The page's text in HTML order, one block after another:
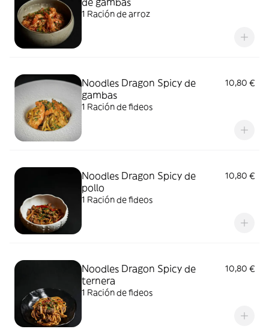
1 Ración de arroz
Noodles Dragon Spicy de
gambas
10,80 €
1 Ración de fideos
Noodles Dragon Spicy de
pollo
10,80 €
1 Ración de fideos
Noodles Dragon Spicy de
ternera
10,80 €
1 Ración de fideos